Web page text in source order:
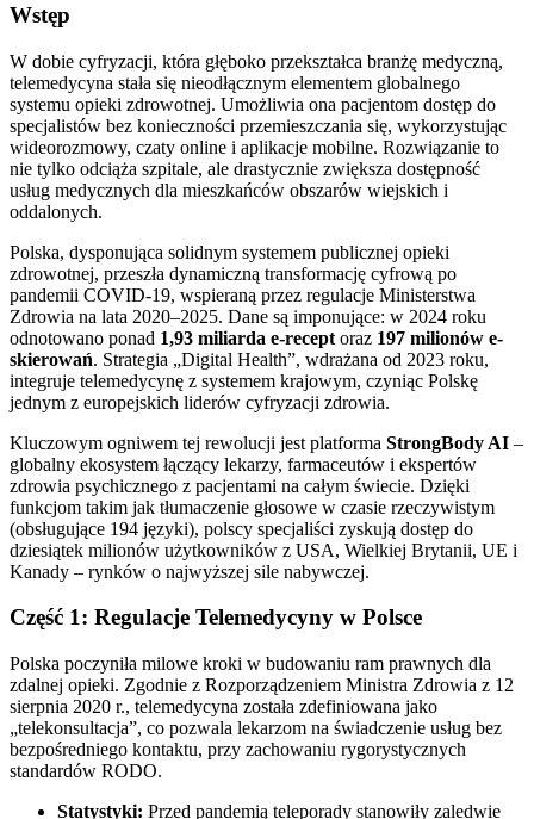
Wstęp
W dobie cyfryzacji, która głęboko przekształca branżę medyczną,
telemedycyna stała się nieodłącznym elementem globalnego
systemu opieki zdrowotnej. Umożliwia ona pacjentom dostęp do
specjalistów bez konieczności przemieszczania się, wykorzystując
wideorozmowy, czaty online i aplikacje mobilne. Rozwiązanie to
nie tylko odciąża szpitale, ale drastycznie zwiększa dostępność
usług medycznych dla mieszkańców obszarów wiejskich i
oddalonych.
Polska, dysponująca solidnym systemem publicznej opieki
zdrowotnej, przeszła dynamiczną transformację cyfrową po
pandemii COVID-19, wspieraną przez regulacje Ministerstwa
Zdrowia na lata 2020–2025. Dane są imponujące: w 2024 roku
odnotowano ponad 1,93 miliarda e-recept oraz 197 milionów e-
skierowań. Strategia „Digital Health”, wdrażana od 2023 roku,
integruje telemedycynę z systemem krajowym, czyniąc Polskę
jednym z europejskich liderów cyfryzacji zdrowia.
Kluczowym ogniwem tej rewolucji jest platforma StrongBody AI –
globalny ekosystem łączący lekarzy, farmaceutów i ekspertów
zdrowia psychicznego z pacjentami na całym świecie. Dzięki
funkcjom takim jak tłumaczenie głosowe w czasie rzeczywistym
(obsługujące 194 języki), polscy specjaliści zyskują dostęp do
dziesiątek milionów użytkowników z USA, Wielkiej Brytanii, UE i
Kanady – rynków o najwyższej sile nabywczej.
Część 1: Regulacje Telemedycyny w Polsce
Polska poczyniła milowe kroki w budowaniu ram prawnych dla
zdalnej opieki. Zgodnie z Rozporządzeniem Ministra Zdrowia z 12
sierpnia 2020 r., telemedycyna została zdefiniowana jako
„telekonsultacja”, co pozwala lekarzom na świadczenie usług bez
bezpośredniego kontaktu, przy zachowaniu rygorystycznych
standardów RODO.
Statystyki: Przed pandemią teleporady stanowiły zaledwie